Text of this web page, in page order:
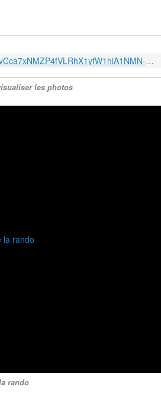
https://photos.google.com/share/AF1QipOOtvCca7xNMZP4fVLRhX1yfW1hiA1NMN-hwcrkYRAPBIkWJWfItaEninVmqOxANg?key=UkV5UDhmMlBEMzF5bDViU0pxVWJ4QlZDVWMyMGxR
les photos
rando